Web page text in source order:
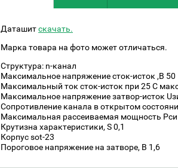
Даташитскачать.
Марка товара на фото может отличаться.
Структура: n-канал
Максимальное напряжение сток-исток ,В 50
Максимальный ток сток-исток при 25 С
Максимальное напряжение затвор-исток
Сопротивление канала в открытом
Максимальная рассеиваемая мощность
Крутизна характеристики, S 0,1
Корпус sot-23
Пороговое напряжение на затворе, В 1,6